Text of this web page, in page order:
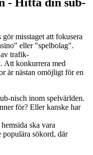
misstaget att fokusera
eller "spelbolag".
av trafik-
Att konkurrera med
är nästan omöjligt för en
nisch inom spelvärlden.
för? Eller kanske har
ska vara
populära sökord, där